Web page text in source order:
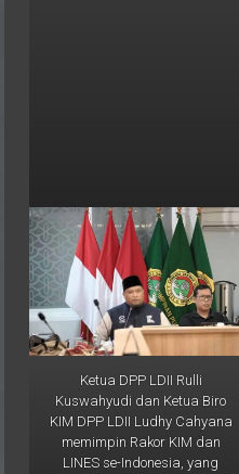
Ketua DPP LDII Rulli
Kuswahyudi dan Ketua Biro
KIM DPP LDII Ludhy Cahyana
memimpin Rakor KIM dan
LINES se-Indonesia, yang
dipusatkan di Kantor DPP LDII